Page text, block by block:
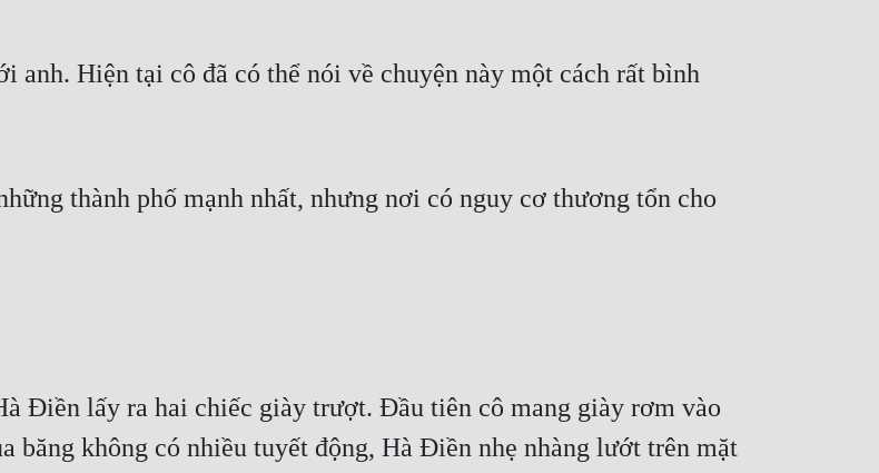
Hiện tại cô đã có thể nói về chuyện này một cách rất bình
thành phố mạnh nhất, nhưng nơi có nguy cơ thương tổn cho
Điền lấy ra hai chiếc giày trượt. Đầu tiên cô mang giày rơm vào
băng không có nhiều tuyết động, Hà Điền nhẹ nhàng lướt trên mặt